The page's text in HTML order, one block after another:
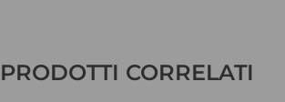
PRODOTTI CORRELATI